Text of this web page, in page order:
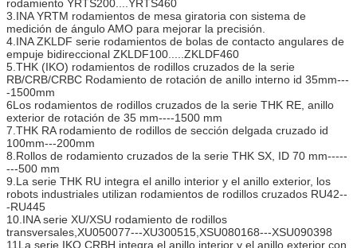
rodamiento YRTS200....YRTS460
3.INA YRTM rodamientos de mesa giratoria con sistema de
medición de ángulo AMO para mejorar la precisión.
4.INA ZKLDF serie rodamientos de bolas de contacto angulares de
empuje bidireccional ZKLDF100.....ZKLDF460
5.THK (IKO) rodamientos de rodillos cruzados de la serie
RB/CRB/CRBC Rodamiento de rotación de anillo interno id 35mm---
-1500mm
6Los rodamientos de rodillos cruzados de la serie THK RE, anillo
exterior de rotación de 35 mm----1500 mm
7.THK RA rodamiento de rodillos de sección delgada cruzado id
100mm---200mm
8.Rollos de rodamiento cruzados de la serie THK SX, ID 70 mm-----
---500 mm
9.La serie THK RU integra el anillo interior y el anillo exterior, los
robots industriales utilizan rodamientos de rodillos cruzados RU42--
-RU445
10.INA serie XU/XSU rodamiento de rodillos
transversales,XU050077---XU300515,XSU080168---XSU090398
11La serie IKO CRBH integra el anillo interior y el anillo exterior con